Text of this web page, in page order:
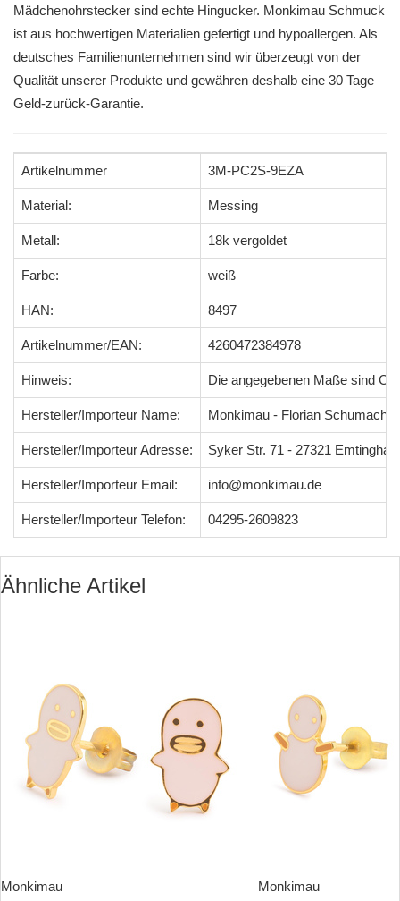
Mädchenohrstecker sind echte Hingucker. Monkimau Schmuck
ist aus hochwertigen Materialien gefertigt und hypoallergen. Als
deutsches Familienunternehmen sind wir überzeugt von der
Qualität unserer Produkte und gewähren deshalb eine 30 Tage
Geld-zurück-Garantie.
Artikelnummer 3M-PC2S-9EZA
Material: Messing
Metall: 18k vergoldet
Farbe: weiß
HAN: 8497
Artikelnummer/EAN: 4260472384978
Hinweis: Die angegebenen Maße sind
Hersteller/Importeur Name: Monkimau - Florian Schumacher
Hersteller/Importeur Adresse: Syker Str. 71 - 27321
Hersteller/Importeur Email: info@monkimau.de
Hersteller/Importeur Telefon: 04295-2609823
Ähnliche Artikel
Monkimau
Monkimau